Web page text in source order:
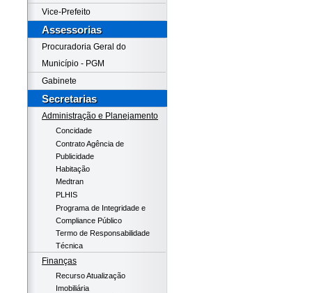
Vice-Prefeito
Assessorias
Procuradoria Geral do
Município - PGM
Gabinete
Secretarias
Administração e Planejamento
Concidade
Contrato Agência de
Publicidade
Habitação
Medtran
PLHIS
Programa de Integridade e
Compliance Público
Termo de Responsabilidade
Técnica
Finanças
Recurso Atualização
Imobiliária